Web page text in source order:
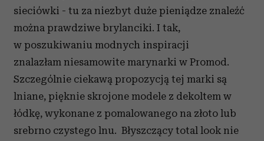
sieciówki - tu za niezbyt duże pieniądze znaleźć
można prawdziwe brylanciki. I tak,
w poszukiwaniu modnych inspiracji
znalazłam niesamowite marynarki w Promod.
Szczególnie ciekawą propozycją tej marki są
lniane, pięknie skrojone modele z dekoltem w
łódkę, wykonane z pomalowanego na złoto lub
srebrno czystego lnu. Błyszczący total look nie